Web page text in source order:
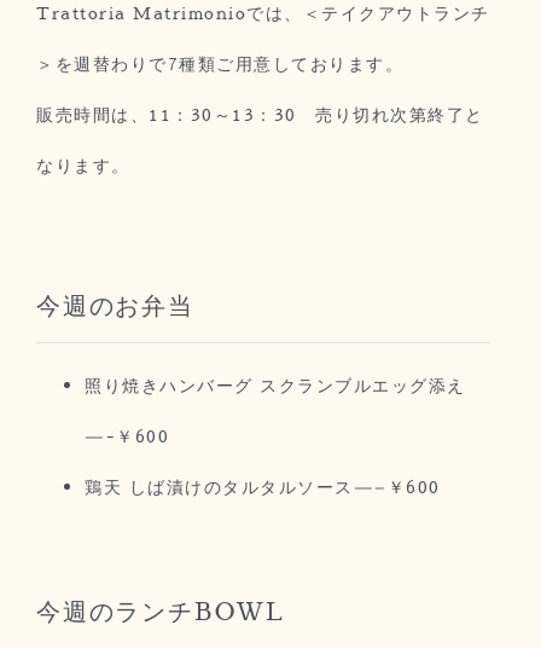
Trattoria Matrimonioでは、＜テイクアウトランチ
＞を週替わりで7種類ご用意しております。
販売時間は、11：30～13：30 売り切れ次第終了と
なります。
今週のお弁当
照り焼きハンバーグ スクランブルエッグ添え
—-￥600
鶏天 しば漬けのタルタルソース—–￥600
今週のランチBOWL